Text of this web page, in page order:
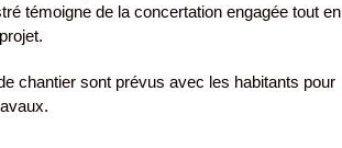
témoigne de la concertation engagée tout en
chantier sont prévus avec les habitants pour